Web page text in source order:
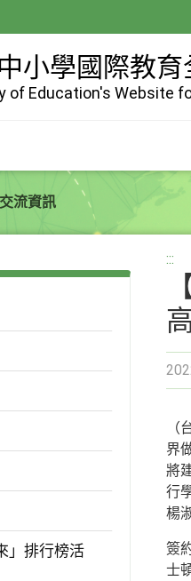
小學國際教育
of Education's Website
流資訊
」排行榜活
:::
界
將
行
楊
簽
士